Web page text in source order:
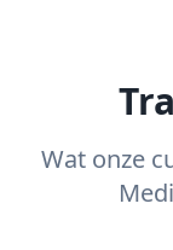
Wat onze